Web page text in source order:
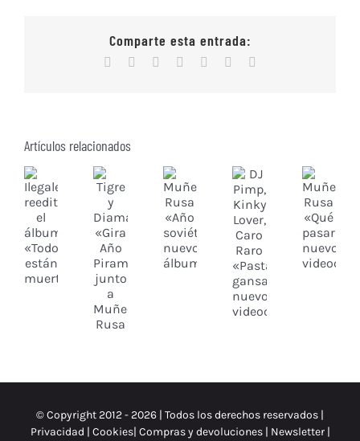
Comparte esta entrada:
Facebook Reddit WhatsApp
Tumblr
Artículos relacionados
© Copyright 2012 -2026 | Todos los derechos reservados |
Privacidad | Cookies| Compras y devoluciones| Newsletter |